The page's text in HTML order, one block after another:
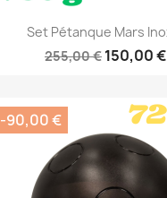
Set Pétanque Mars
255,00 € 150,00 €
-90,00 €